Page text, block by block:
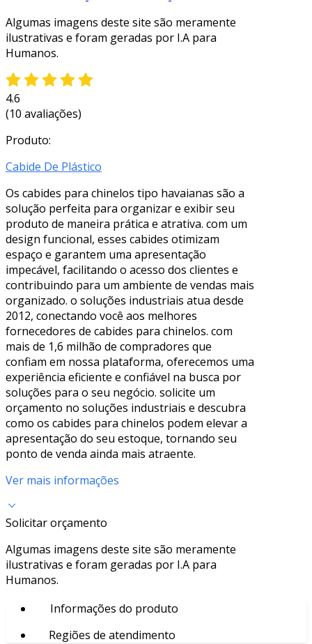
Algumas imagens deste site são meramente
ilustrativas e foram geradas por I.A para
Humanos.
4.6
(10 avaliações)
Produto:
Cabide De Plástico
Os cabides para chinelos tipo havaianas são a
solução perfeita para organizar e exibir seu
produto de maneira prática e atrativa. com um
design funcional, esses cabides otimizam
espaço e garantem uma apresentação
impecável, facilitando o acesso dos clientes e
contribuindo para um ambiente de vendas mais
organizado. o soluções industriais atua desde
2012, conectando você aos melhores
fornecedores de cabides para chinelos. com
mais de 1,6 milhão de compradores que
confiam em nossa plataforma, oferecemos uma
experiência eficiente e confiável na busca por
soluções para o seu negócio. solicite um
orçamento no soluções industriais e descubra
como os cabides para chinelos podem elevar a
apresentação do seu estoque, tornando seu
ponto de venda ainda mais atraente.
Ver mais informações
Solicitar orçamento
Algumas imagens deste site são meramente
ilustrativas e foram geradas por I.A para
Humanos.
Informações do produto
Regiões de atendimento